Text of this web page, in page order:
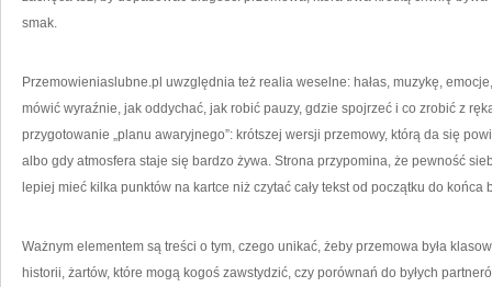
smak.
Przemowieniaslubne.pl uwzględnia też realia weselne: hałas, muzykę,
mówić wyraźnie, jak oddychać, jak robić pauzy, gdzie spojrzeć i co zrobić z
przygotowanie „planu awaryjnego”: krótszej wersji przemowy, którą da się
albo gdy atmosfera staje się bardzo żywa. Strona przypomina, że pewność
lepiej mieć kilka punktów na kartce niż czytać cały tekst od początku do końca
Ważnym elementem są treści o tym, czego unikać, żeby przemowa była
historii, żartów, które mogą kogoś zawstydzić, czy porównań do byłych